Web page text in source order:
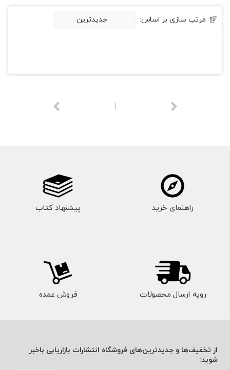
مرتب سازی بر اساس: جدیدترین
1
راهنمای خرید پیشنهاد کتاب
رویه ارسال محصولات فروش عمده
از تخفیف‌ها و جدیدترین‌های فروشگاه انتشارات بازاریابی باخبر
شوید: